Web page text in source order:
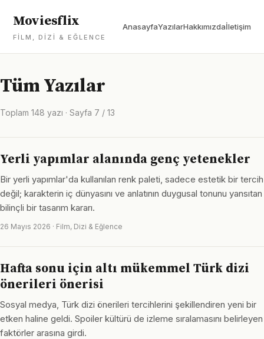
Moviesflix
FILM, DIZI & EĞLENCE
AnasayfaYazılarHakkımızdaİletişim
Tüm Yazılar
Toplam 148 yazı · Sayfa 7 / 13
Yerli yapımlar alanında genç yetenekler
Bir yerli yapımlar'da kullanılan renk paleti, sadece estetik bir tercih
değil; karakterin iç dünyasını ve anlatının duygusal tonunu yansıtan
bilinçli bir tasarım kararı.
26 Mayıs 2026 · Film, Dizi & Eğlence
Hafta sonu için altı mükemmel Türk dizi
önerileri önerisi
Sosyal medya, Türk dizi önerileri tercihlerini şekillendiren yeni bir
etken haline geldi. Spoiler kültürü de izleme sıralamasını belirleyen
faktörler arasına girdi.